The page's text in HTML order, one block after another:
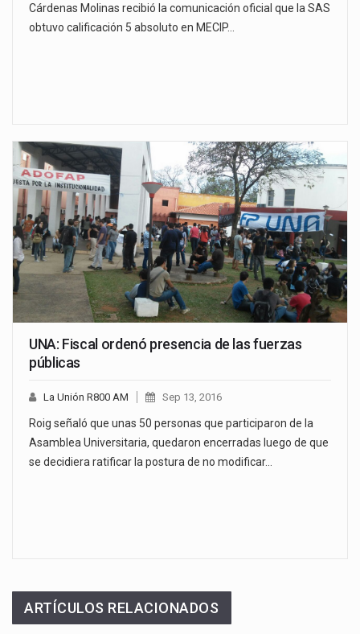
Cárdenas Molinas recibió la comunicación oficial que la SAS
obtuvo calificación 5 absoluto en MECIP…
UNA: Fiscal ordenó presencia de las fuerzas
públicas
La Unión R800 AM Sep 13, 2016
Roig señaló que unas 50 personas que participaron de la
Asamblea Universitaria, quedaron encerradas luego de que
se decidiera ratificar la postura de no modificar…
ARTÍCULOS RELACIONADOS